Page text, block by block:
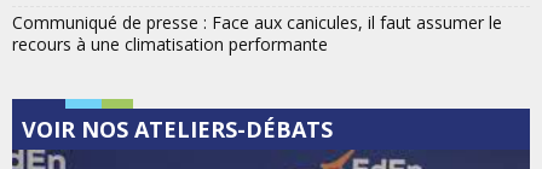
Communiqué de presse : Face aux canicules, il faut assumer le
recours à une climatisation performante
VOIR NOS ATELIERS-DÉBATS